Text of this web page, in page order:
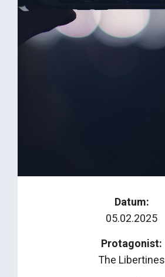
Datum:
05.02.2025
Protagonist:
The Libertines